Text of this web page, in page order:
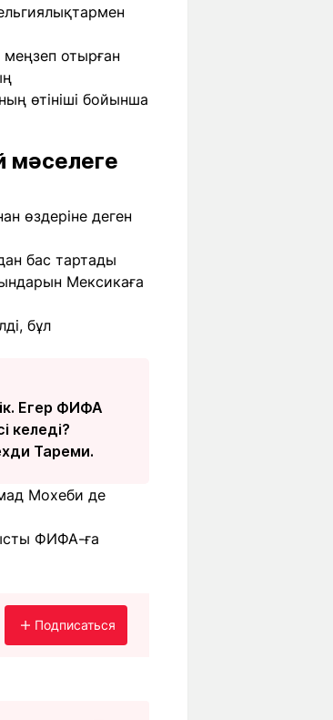
меңзеп отырған
өтініші бойынша
өздеріне деген
бас тартады
Мексикаға
бұл
Егер ФИФА
келеді?
Тареми.
Мохеби де
ФИФА-ға
Подписаться